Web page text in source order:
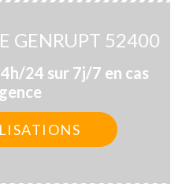
GENRUPT 52400
24 sur 7j/7 en cas